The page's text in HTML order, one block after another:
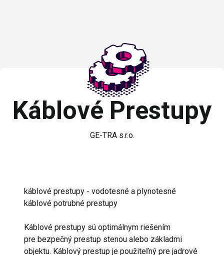
Káblové Prestupy
GE-TRA s.r.o.
káblové prestupy - vodotesné a plynotesné
káblové potrubné prestupy
Káblové prestupy sú optimálnym riešením
pre bezpečný prestup stenou alebo základmi
objektu. Káblový prestup je použiteľný pre jadrové